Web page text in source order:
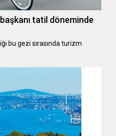
tatil döneminde
bu gezi sırasında turizm